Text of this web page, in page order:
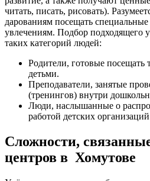
читать, писать, рисовать).
дарованиям посещать
увлечениям. Подбор подходящего
таких категорий людей:
Родители, готовые посещать
детьми.
Преподаватели, занятые
(тренингов) внутри
Люди, наслышанные о
работой детских
Сложности,
центров в Хомутове